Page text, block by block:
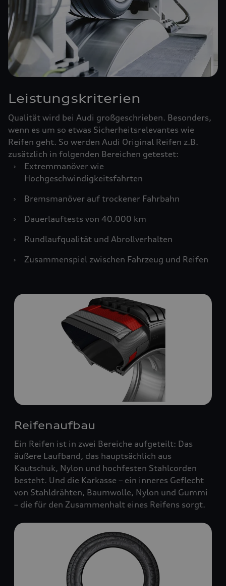
Leistungskriterien
Qualität wird bei Audi großgeschrieben. Besonders,
wenn es um so etwas Sicherheitsrelevantes wie
Reifen geht. So werden Audi Original Reifen z.B.
zusätzlich in folgenden Bereichen getestet:
›
Extremmanöver wie
Hochgeschwindigkeitsfahrten
›
Bremsmanöver auf trockener Fahrbahn
›
Dauerlauftests von 40.000 km
›
Rundlaufqualität und Abrollverhalten
›
Zusammenspiel zwischen Fahrzeug und Reifen
Reifenaufbau
Ein Reifen ist in zwei Bereiche aufgeteilt: Das
äußere Laufband, das hauptsächlich aus
Kautschuk, Nylon und hochfesten Stahlcorden
besteht. Und die Karkasse – ein inneres Geflecht
von Stahldrähten, Baumwolle, Nylon und Gummi
– die für den Zusammenhalt eines Reifens sorgt.